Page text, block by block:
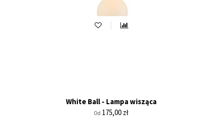
White Ball - Lampa wisząca
Od Cena
175,00 zł